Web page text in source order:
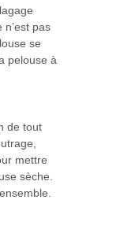
pas
se
pelouse à
de tout
mettre
sèche.